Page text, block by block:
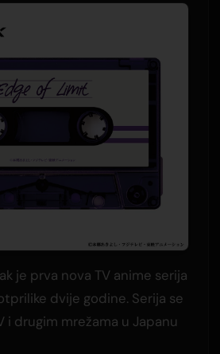
je prva nova TV anime serija
dvije godine. Serija se
i drugim mrežama u Japanu